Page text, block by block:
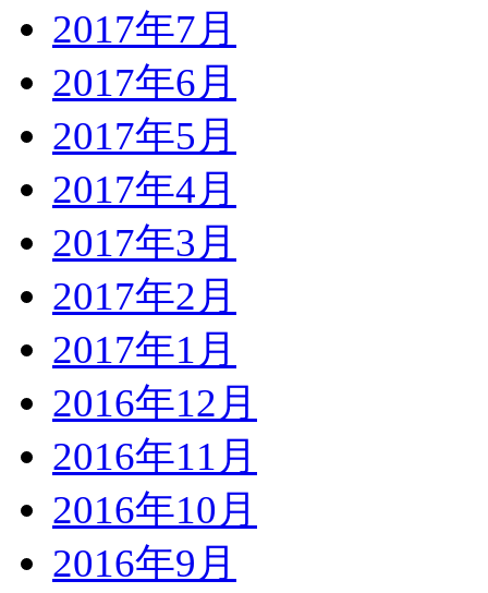
2017年7月
2017年6月
2017年5月
2017年4月
2017年3月
2017年2月
2017年1月
2016年12月
2016年11月
2016年10月
2016年9月